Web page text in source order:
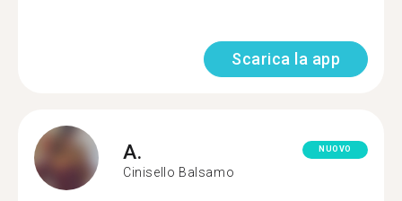
Scarica la app
A.
Cinisello Balsamo
NUOVO